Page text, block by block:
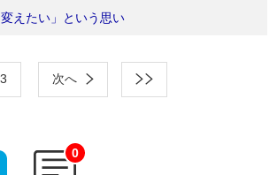
えたい」という思い
3 次へ
0